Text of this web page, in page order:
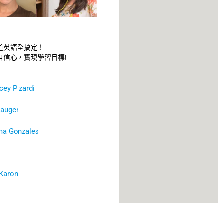
語全搞定！
信心，實現學習目標!
Pizardi
Gonzales